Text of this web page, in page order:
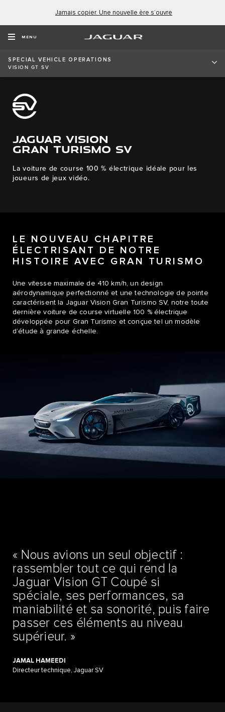
Jamais copier. Une nouvelle ère s’ouvre
MENU
SPECIAL VEHICLE OPERATIONS
VISION GT SV
JAGUAR VISION
GRAN TURISMO SV
La voiture de course 100 % électrique idéale pour les
joueurs de jeux vidéo.
LE NOUVEAU CHAPITRE
ÉLECTRISANT DE NOTRE
HISTOIRE AVEC GRAN TURISMO
Une vitesse maximale de 410 km/h, un design
aérodynamique perfectionné et une technologie de pointe
caractérisent la Jaguar Vision Gran Turismo SV, notre toute
dernière voiture de course virtuelle 100 % électrique
développée pour Gran Turismo et conçue tel un modèle
d’étude à grande échelle.
« Nous avions un seul objectif :
rassembler tout ce qui rend la
Jaguar Vision GT Coupé si
spéciale, ses performances, sa
maniabilité et sa sonorité, puis faire
passer ces éléments au niveau
supérieur. »
JAMAL HAMEEDI
Directeur technique, Jaguar SV